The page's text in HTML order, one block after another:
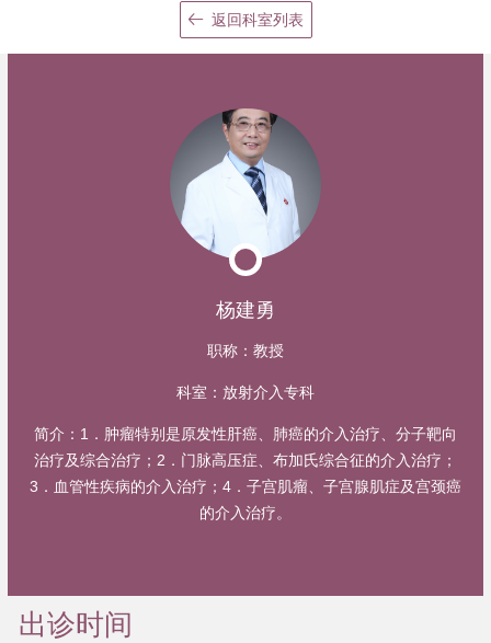
返回科室列表
杨建勇
职称： 教授
科室： 放射介入专科
简介： 1．肿瘤特别是原发性肝癌、肺癌的介入治疗、分子靶向
治疗及综合治疗；2．门脉高压症、布加氏综合征的介入治疗；
3．血管性疾病的介入治疗；4．子宫肌瘤、子宫腺肌症及宫颈癌
的介入治疗。
出诊时间